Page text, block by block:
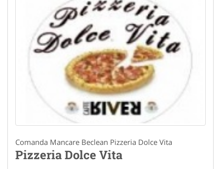
Comanda Mancare Beclean Pizzeria Dolce Vita
Pizzeria Dolce Vita